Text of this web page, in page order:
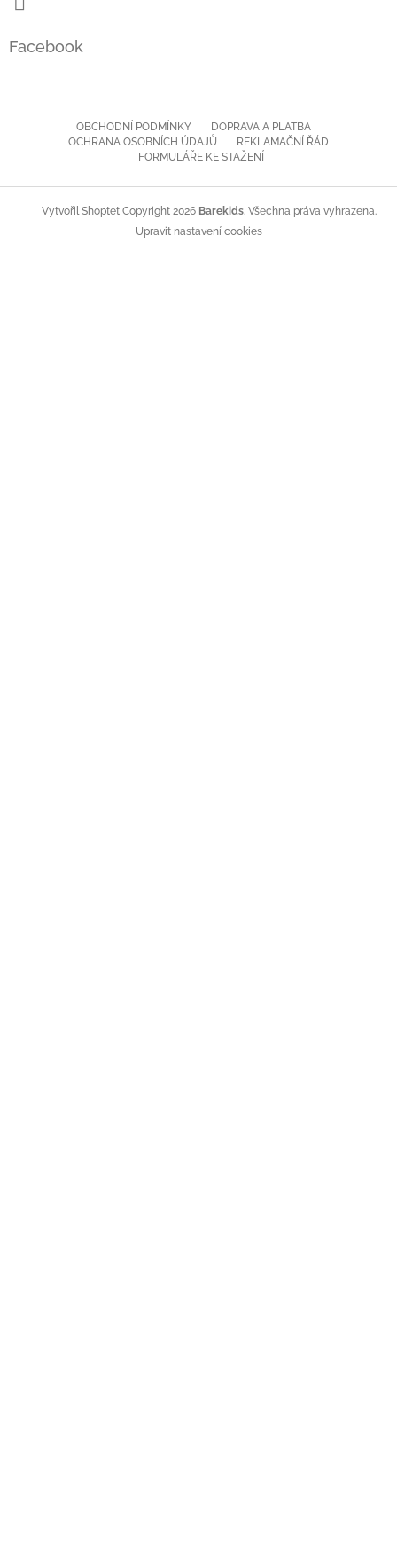
Facebook
OBCHODNÍ PODMÍNKY
DOPRAVA A PLATBA
OCHRANA OSOBNÍCH ÚDAJŮ
REKLAMAČNÍ ŘÁD
FORMULÁŘE KE STAŽENÍ
Vytvořil Shoptet Copyright 2026 Barekids. Všechna práva vyhrazena.
Upravit nastavení cookies